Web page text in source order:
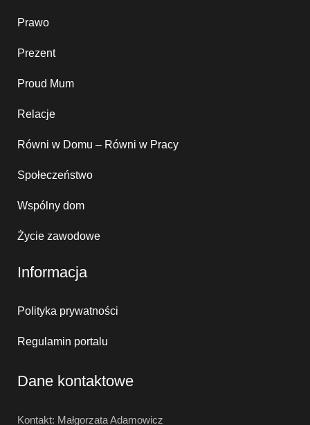
Prawo
Prezent
Proud Mum
Relacje
Równi w Domu – Równi w Pracy
Społeczeństwo
Wspólny dom
Życie zawodowe
Informacja
Polityka prywatności
Regulamin portalu
Dane kontaktowe
Kontakt: Małgorzata Adamowicz